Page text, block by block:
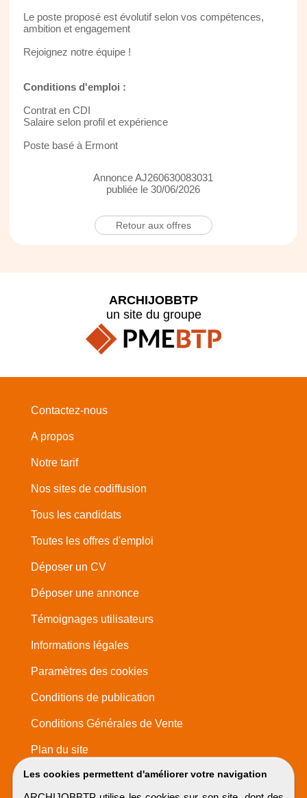
Le poste proposé est évolutif selon vos compétences,
ambition et engagement
Rejoignez notre équipe !
Conditions d'emploi :
Contrat en CDI
Salaire selon profil et expérience
Poste basé à Ermont
Annonce AJ260630083031
publiée le 30/06/2026
Retour aux offres
Les cookies permettent d'améliorer votre navigation
ARCHIJOBBTP
un site du groupe
Contactez-nous
A propos
Notre tarif
Nos sites de codiffusion
Tous les candidats
Toutes les offres d'emploi
Déposer un CV
Déposer une annonce
Témoignages utilisateurs
Informations légales
Paramètres des cookies
Conditions de publication
Conditions Générales de Vente
Plan du site